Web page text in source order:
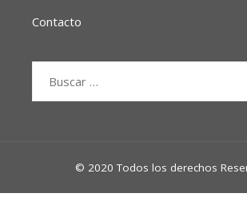
Contacto
© 2020 Todos los derechos